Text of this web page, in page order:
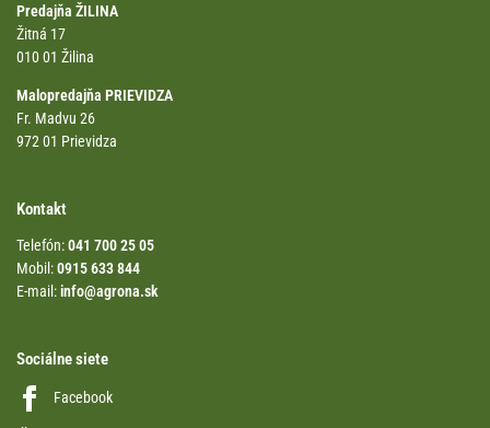
Predajňa ŽILINA
Žitná 17
010 01 Žilina
Malopredajňa PRIEVIDZA
Fr. Madvu 26
972 01 Prievidza
Kontakt
Telefón:041 700 25 05
Mobil:0915 633 844
E-mail:info@agrona.sk
Sociálne siete
Facebook